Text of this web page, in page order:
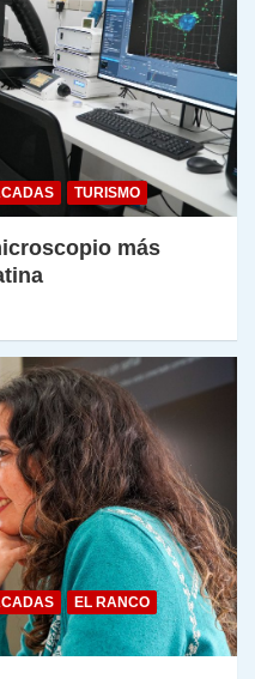
TURISMO
más
EL RANCO